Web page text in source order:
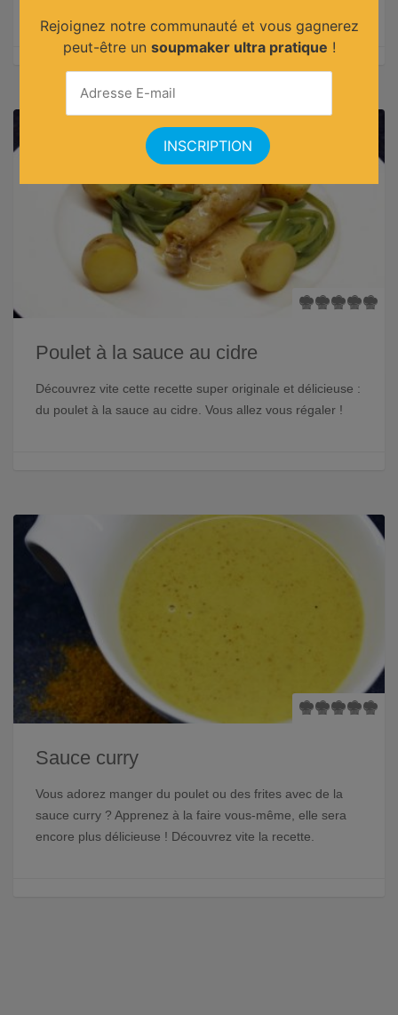
pour accompagner vos pâtes. Découvrez vite la recette !
Poulet à la sauce au cidre
Découvrez vite cette recette super originale et délicieuse :
du poulet à la sauce au cidre. Vous allez vous régaler !
Sauce curry
Vous adorez manger du poulet ou des frites avec de la
sauce curry ? Apprenez à la faire vous-même, elle sera
encore plus délicieuse ! Découvrez vite la recette.
Rejoignez notre communauté et vous gagnerez
peut-être un soupmaker ultra pratique !